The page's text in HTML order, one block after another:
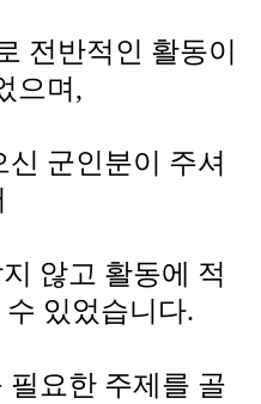
전반적인 활동이
으며,
군인분이 주셔
않고 활동에 적
있었습니다.
필요한 주제를 골